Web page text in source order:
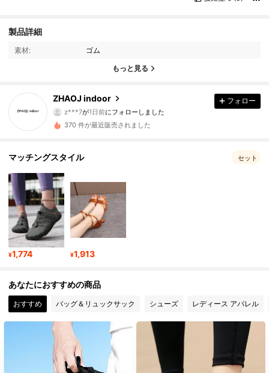
製品詳細
素材: ゴム
もっと見る
ZHAOJ indoor
53 フォロワー
z***7 が1日前にフォローしました
4.94
53 フォロワー
4.94 53 フォロワー
4.94 53 フォロワー
4.94 53 フォロワー
4.94 53 フォロワー
4.94 53 フォロワー
フォロー
370 件が最近販売されました
マッチングスタイル セット
¥1,774 ¥1,913
あなたにおすすめの商品
おすすめ バッグ＆リュックサック シューズ レディース アパレル